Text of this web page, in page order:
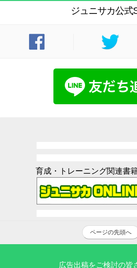
ジュニサカ公式
育成・トレーニング関連書
ページの先頭へ
広告出稿をご検討の皆